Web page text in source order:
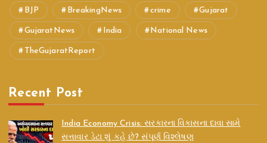
BJP BreakingNews crime Gujarat
GujaratNews India National News
TheGujaratReport
Recent Post
India Economy Crisis: સરકારના વિકાસના દાવા સામે
સત્તાવાર ડેટા શું કહે છે? સંપૂર્ણ વિશ્લેષણ